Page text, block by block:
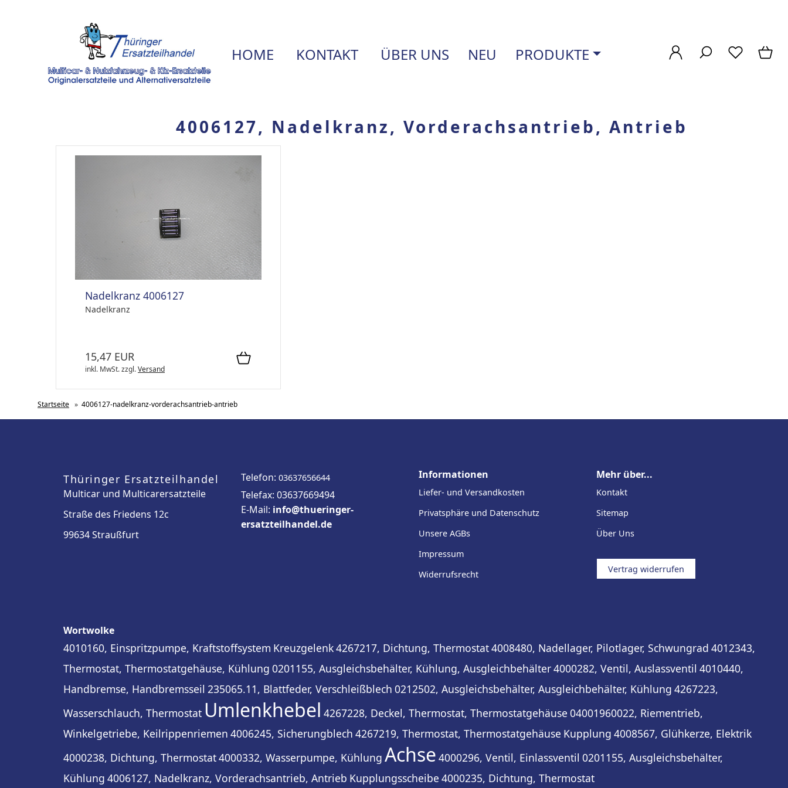
HOME KONTAKT ÜBER UNS NEU PRODUKTE
4006127, Nadelkranz, Vorderachsantrieb, Antrieb
Nadelkranz 4006127
Nadelkranz
15,47 EUR
inkl. MwSt.zzgl.Versand
Startseite » 4006127-nadelkranz-vorderachsantrieb-antrieb
Thüringer Ersatzteilhandel
Multicar und Multicarersatzteile
Straße des Friedens 12c
99634 Straußfurt
Telefon: 03637656644
Telefax: 03637669494
E-Mail: info@thueringer-
ersatzteilhandel.de
Informationen
Liefer- und Versandkosten
Privatsphäre und Datenschutz
Unsere AGBs
Impressum
Widerrufsrecht
Mehr über...
Kontakt
Sitemap
Über Uns
Vertrag widerrufen
Wortwolke
4010160, Einspritzpumpe, Kraftstoffsystem Kreuzgelenk4267217, Dichtung, Thermostat4008480, Nadellager, Pilotlager, Schwungrad 4012343,
Thermostat, Thermostatgehäuse, Kühlung 0201155, Ausgleichsbehälter, Kühlung, Ausgleichbehälter4000282, Ventil, Auslassventil 4010440,
Handbremse, Handbremsseil 235065.11, Blattfeder, Verschleißblech 0212502, Ausgleichsbehälter, Ausgleichbehälter, Kühlung 4267223,
Wasserschlauch, Thermostat Umlenkhebel 4267228, Deckel, Thermostat, Thermostatgehäuse 04001960022, Riementrieb,
Winkelgetriebe, Keilrippenriemen 4006245, Sicherungblech 4267219, Thermostat, Thermostatgehäuse Kupplung 4008567, Glühkerze, Elektrik
4000238, Dichtung, Thermostat4000332, Wasserpumpe, Kühlung Achse 4000296, Ventil, Einlassventil 0201155, Ausgleichsbehälter,
Kühlung 4006127, Nadelkranz, Vorderachsantrieb, Antrieb Kupplungsscheibe 4000235, Dichtung, Thermostat